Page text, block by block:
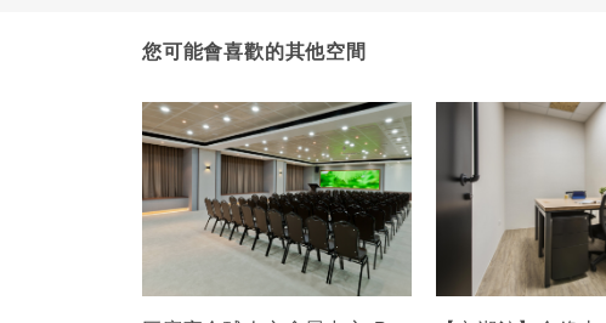
您可能會喜歡的其他空間